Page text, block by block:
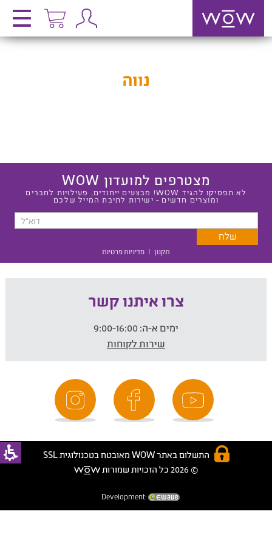
נווה
מצטרפים למועדון WOW
לא תפסיקו להגיד WOW! מבצעים ייחודים, פעילויות לחברים
ומוצרים חדשים - ישירות לתיבת המייל שלכם
תקנון | מדיניות פרטיות
צרו איתנו קשר
ימים א-ה:
שירות לקוחות
התשלום באתר WOW מאובטח בטכנולוגית SSL
© 2026 כל הזכויות שמורות
Development: